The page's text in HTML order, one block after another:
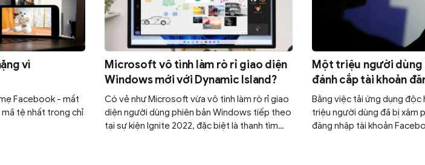
vì
Facebook - mất
mã tệ nhất trong chỉ
Microsoft vô tình làm rò rỉ giao diện
Windows mới với Dynamic Island?
Có vẻ như Microsoft vừa vô tình làm rò rỉ giao
diện người dùng phiên bản Windows tiếp theo
tại sự kiện Ignite 2022, đặc biệt là thanh tìm
Một triệu người dùng
đánh cắp tài khoản
Bằng việc tải ứng dụng độc
triệu người dùng đã bị xâm
đăng nhập tài khoản